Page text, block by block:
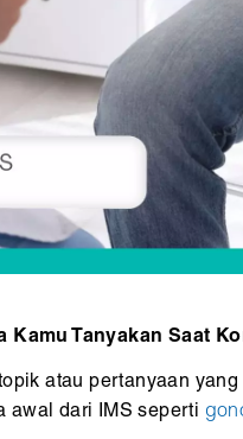
Kamu Tanyakan Saat
atau pertanyaan
awal dari IMS seperti